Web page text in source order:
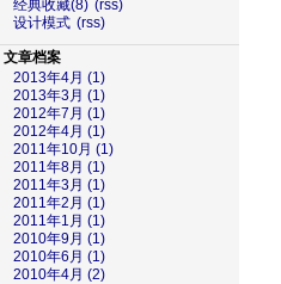
经典收藏(8) (rss)
设计模式 (rss)
文章档案
2013年4月 (1)
2013年3月 (1)
2012年7月 (1)
2012年4月 (1)
2011年10月 (1)
2011年8月 (1)
2011年3月 (1)
2011年2月 (1)
2011年1月 (1)
2010年9月 (1)
2010年6月 (1)
2010年4月 (2)